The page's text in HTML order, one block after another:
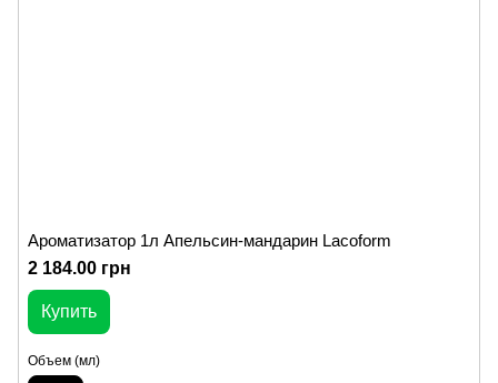
Ароматизатор 1л Апельсин-мандарин Lacoform
2 184.00 грн
Купить
Объем (мл)